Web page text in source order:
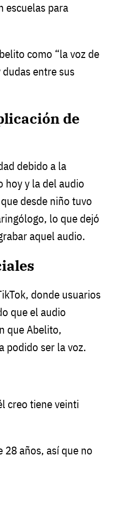
escuelas para
como “la voz de
entre sus
de
debido a la
hoy y la del audio
desde niño tuvo
lo que dejó
aquel audio.
donde usuarios
que el audio
que Abelito,
podido ser la voz.
creo tiene veinti
28 años, así que no